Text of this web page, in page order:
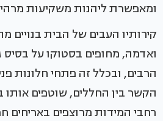
ומאפשרת ליהנות משקיעות
קירותיו העבים של הבית בנויים
ואדמה, מחופים בסטוקו על בסיס
הרבים, ובכלל זה פתחי חלונות
הקשר בין החללים, שוטפים אותו
רחבי המידות מרוצפים באריחים